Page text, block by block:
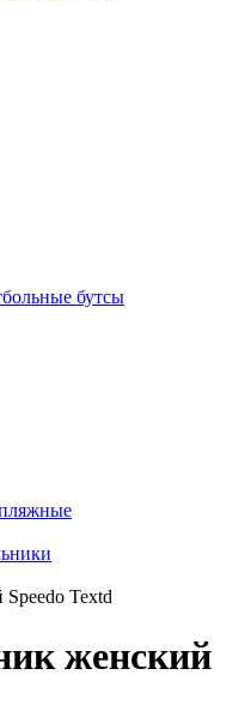
бутсы
Textd
женский